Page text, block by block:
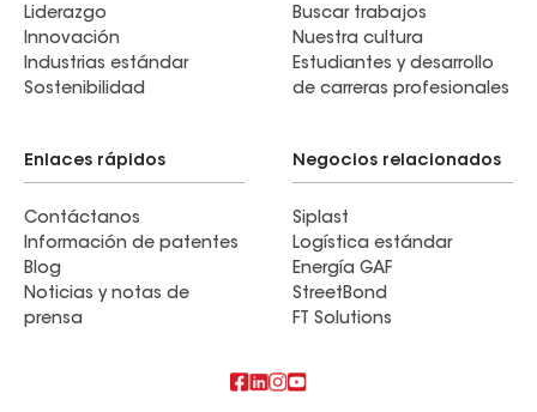
Liderazgo
Innovación
Industrias estándar
Sostenibilidad
Buscar trabajos
Nuestra cultura
Estudiantes y desarrollo
de carreras profesionales
Enlaces rápidos
Contáctanos
Información de patentes
Blog
Noticias y notas de
prensa
Negocios relacionados
Siplast
Logística estándar
Energía GAF
StreetBond
FT Solutions